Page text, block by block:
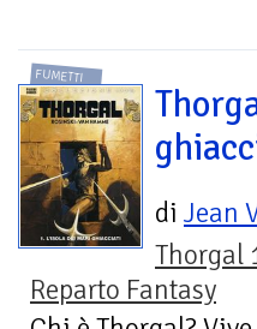
FUMETTI
di Jean
Thorgal
Reparto Fantasy